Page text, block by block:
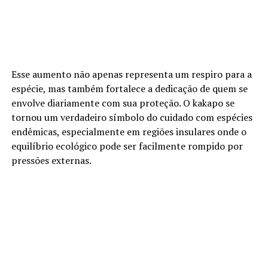
Esse aumento não apenas representa um respiro para a
espécie, mas também fortalece a dedicação de quem se
envolve diariamente com sua proteção. O kakapo se
tornou um verdadeiro símbolo do cuidado com espécies
endêmicas, especialmente em regiões insulares onde o
equilíbrio ecológico pode ser facilmente rompido por
pressões externas.